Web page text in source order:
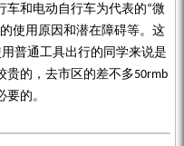
车和电动自行车为代表的“微
使用原因和潜在障碍等。 这
普通工具出行的同学来说是
贵的，去市区的差不多50rmb
的。